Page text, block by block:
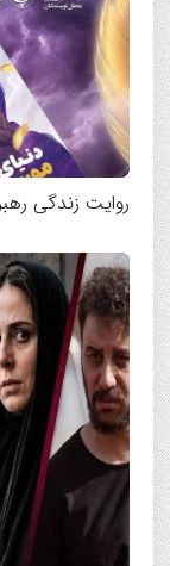
روایت زندگی